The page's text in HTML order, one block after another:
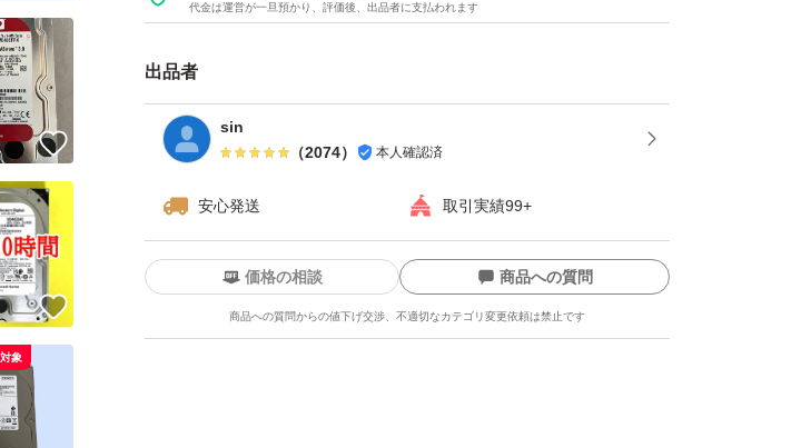
代金は運営が一旦預かり、評価後、出品者に支払われます
出品者
sin
（2074） 本人確認済
安心発送 取引実績99+
価格の相談 商品への質問
商品への質問からの値下げ交渉、不適切なカテゴリ変更依頼は禁止です
象